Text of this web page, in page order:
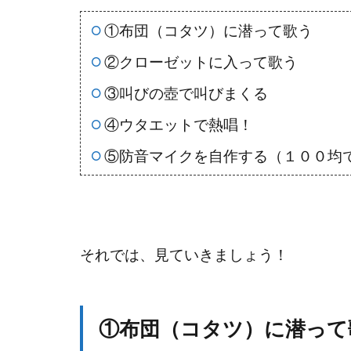
①布団（コタツ）に潜って歌う
②クローゼットに入って歌う
③叫びの壺で叫びまくる
④ウタエットで熱唱！
⑤防音マイクを自作する（１００均
それでは、見ていきましょう！
①布団（コタツ）に潜って